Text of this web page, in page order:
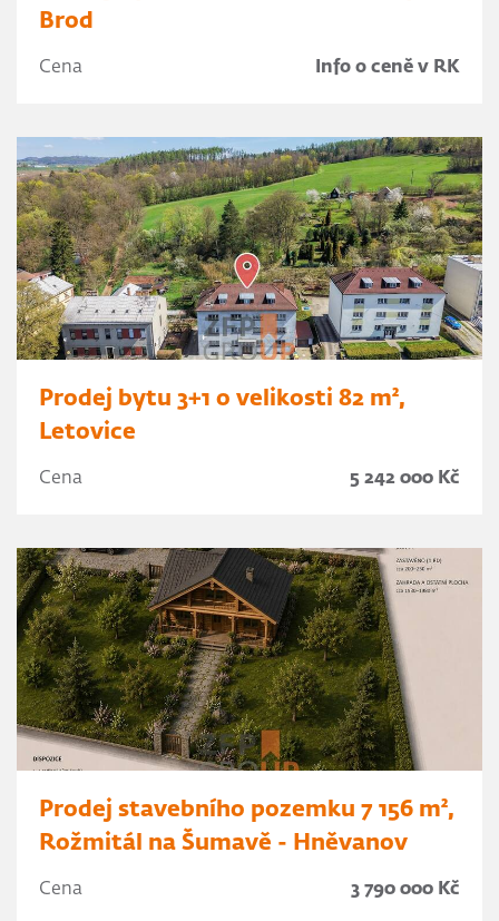
Brod
Cena Info o ceně v RK
Prodej bytu 3+1 o velikosti 82 m²,
Letovice
Cena 5 242 000 Kč
Prodej stavebního pozemku 7 156 m²,
Rožmitál na Šumavě - Hněvanov
Cena 3 790 000 Kč